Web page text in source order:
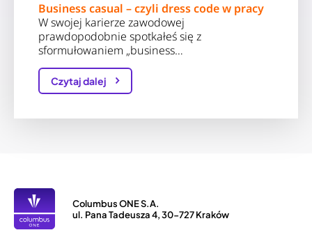
Business casual – czyli dress code w pracy
W swojej karierze zawodowej
prawdopodobnie spotkałeś się z
sformułowaniem „business…
Czytaj dalej
Columbus ONE S.A.
ul. Pana Tadeusza 4, 30-727 Kraków